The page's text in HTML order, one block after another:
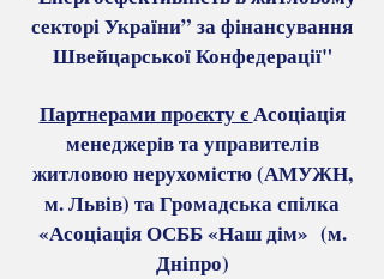
секторі України” за фінансування
Швейцарської Конфедерації"
Партнерами проєкту єАсоціація
менеджерів та управителів
житловою нерухомістю (АМУЖН,
м. Львів) та Громадська спілка
«Асоціація ОСББ «Наш дім» (м.
Дніпро)